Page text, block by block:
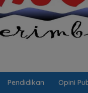
Pendidikan Opini